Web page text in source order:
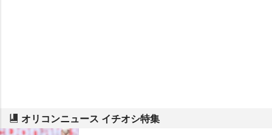
オリコンニュース イチオシ特集